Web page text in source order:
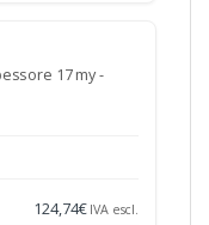
17 my -
124,74€ IVA escl.